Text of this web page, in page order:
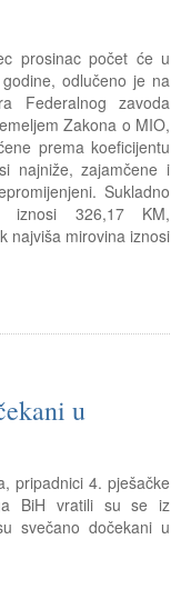
prosinac počet će u
odlučeno je na
Federalnog zavoda
Zakona o MIO,
prema koeficijentu
najniže, zajamčene i
Sukladno
iznosi 326,17 KM,
najviša mirovina iznosi
u
pripadnici 4. pješačke
BiH vratili su se iz
svečano dočekani u